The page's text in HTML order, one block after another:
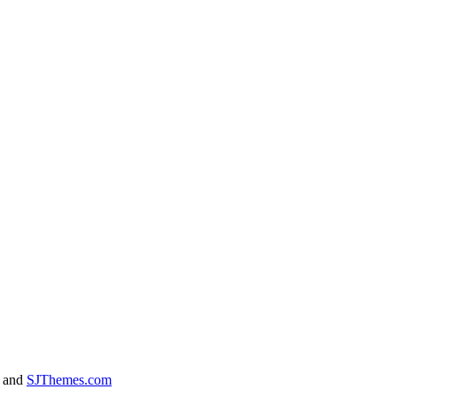
and SJThemes.com